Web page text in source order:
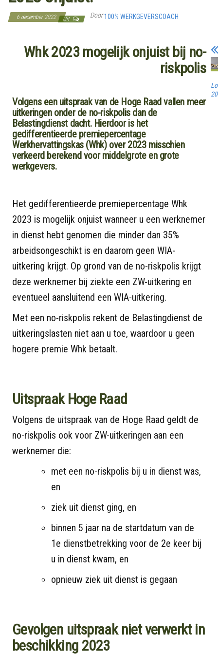
6 december 2022 Uit Door100% WERKGEVERSCOACH
Whk 2023 mogelijk onjuist bij no-
riskpolis
Volgens een uitspraak van de Hoge Raad vallen meer
uitkeringen onder de no-riskpolis dan de
Belastingdienst dacht. Hierdoor is het
gedifferentieerde premiepercentage
Werkhervattingskas (Whk) over 2023 misschien
verkeerd berekend voor middelgrote en grote
werkgevers.
Het gedifferentieerde premiepercentage Whk
2023 is mogelijk onjuist wanneer u een werknemer
in dienst hebt genomen die minder dan 35%
arbeidsongeschikt is en daarom geen WIA-
uitkering krijgt. Op grond van de no-riskpolis krijgt
deze werknemer bij ziekte een ZW-uitkering en
eventueel aansluitend een WIA-uitkering.
Met een no-riskpolis rekent de Belastingdienst de
uitkeringslasten niet aan u toe, waardoor u geen
hogere premie Whk betaalt.
Uitspraak Hoge Raad
Volgens de uitspraak van de Hoge Raad geldt de
no-riskpolis ook voor ZW-uitkeringen aan een
werknemer die:
met een no-riskpolis bij u in dienst was,
en
ziek uit dienst ging, en
binnen 5 jaar na de startdatum van de
1e dienstbetrekking voor de 2e keer bij
u in dienst kwam, en
opnieuw ziek uit dienst is gegaan
Gevolgen uitspraak niet verwerkt in
beschikking 2023